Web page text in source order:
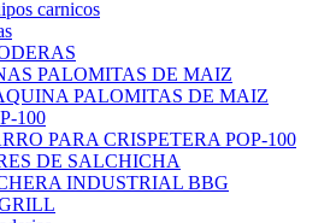
carnicos
PALOMITAS DE MAIZ
PALOMITAS DE MAIZ
100
PARA CRISPETERA POP-100
DE SALCHICHA
INDUSTRIAL BBG